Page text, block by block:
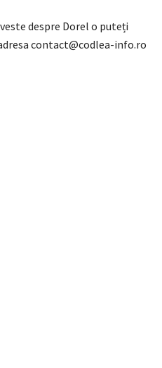
despre Dorel o puteți
contact@codlea-info.ro